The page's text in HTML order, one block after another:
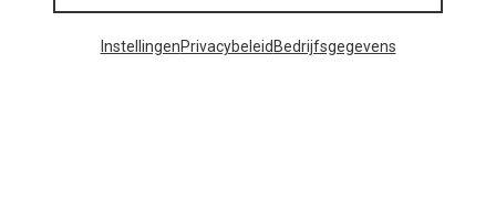
InstellingenPrivacybeleid Bedrijfsgegevens